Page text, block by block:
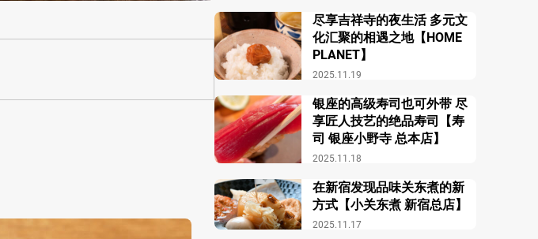
2025.11.19
尽享吉祥寺的夜生活 多元文
化汇聚的相遇之地【HOME
PLANET】
2025.11.18
银座的高级寿司也可外带 尽
享匠人技艺的绝品寿司【寿
司 银座小野寺 总本店】
2025.11.17
在新宿发现品味关东煮的新
方式【小关东煮 新宿总店】